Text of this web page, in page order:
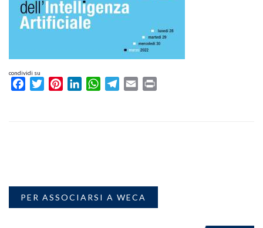
condividi su
FacebookTwitterPinterestLinkedInWhatsAppTelegram
Email
PER ASSOCIARSI A WECA